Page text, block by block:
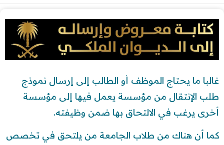
غالبا ما يحتاج الموظف أو الطالب إلى إرسال نموذج
طلب الإنتقال من مؤسسة يعمل فيها إلى مؤسسة
أخرى يرغب في الالتحاق بها ضمن وظيفته.
كما أن هناك من طلاب الجامعة من يلتحق في تخصص